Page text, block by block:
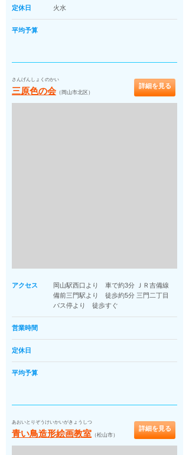
定休日 火水
平均予算
さんげんしょくのかい
三原色の会（岡山市北区）
詳細を見る
アクセス
岡山駅西口より 車で約3分 ＪＲ吉備線
備前三門駅より 徒歩約5分 三門二丁目
バス停より 徒歩すぐ
営業時間
定休日
平均予算
あおいとりぞうけいかいがきょうしつ
青い鳥造形絵画教室 （松山市）
詳細を見る